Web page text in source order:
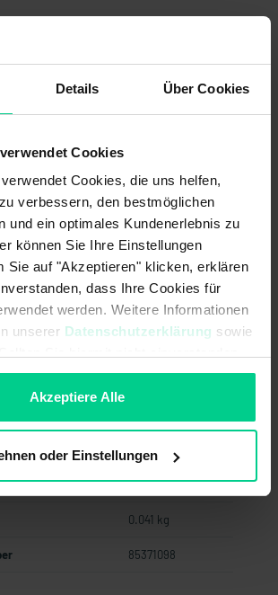
Details Über Cookies
Cookies
Cookies, die uns helfen,
verbessern, den bestmöglichen
und ein optimales Kundenerlebnis zu
können Sie Ihre Einstellungen
Sie auf "Akzeptieren" klicken, erklären
dass Ihre Cookies für
werden. Weitere Informationen
unserer Datenschutzerklärung sowie
die Verwendung von Cookies hier
Akzeptiere Alle
oder Einstellungen
Price
€183.62
- 5 %
€169.85
- 12 %
€152.86
- 21 %
€137.58
€123.82 - 36 %
Add to shopping cart
Germany
0.041 kg
85371098